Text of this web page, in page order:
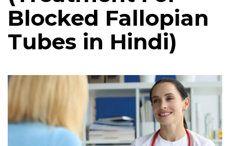
Blocked Fallopian
Tubes in Hindi)